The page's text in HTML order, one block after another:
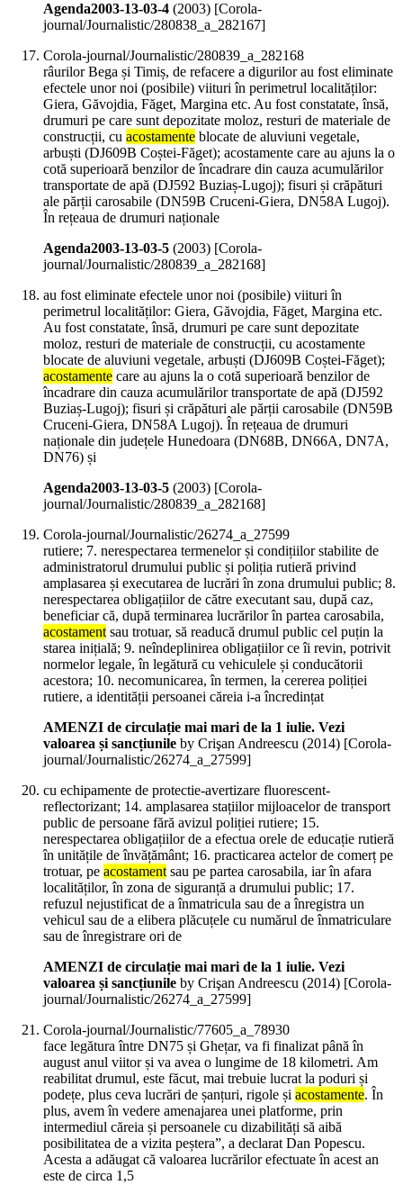
Agenda2003-13-03-4 (2003) [Corola-
journal/Journalistic/280838_a_282167]
Corola-journal/Journalistic/280839_a_282168
râurilor Bega și Timiș, de refacere a digurilor au fost eliminate
efectele unor noi (posibile) viituri în perimetrul localităților:
Giera, Găvojdia, Făget, Margina etc. Au fost constatate, însă,
drumuri pe care sunt depozitate moloz, resturi de materiale de
construcții, cu acostamente blocate de aluviuni vegetale,
arbuști (DJ609B Coștei-Făget); acostamente care au ajuns la o
cotă superioară benzilor de încadrare din cauza acumulărilor
transportate de apă (DJ592 Buziaș-Lugoj); fisuri și crăpături
ale părții carosabile (DN59B Cruceni-Giera, DN58A Lugoj).
În rețeaua de drumuri naționale
Agenda2003-13-03-5 (2003) [Corola-
journal/Journalistic/280839_a_282168]
au fost eliminate efectele unor noi (posibile) viituri în
perimetrul localităților: Giera, Găvojdia, Făget, Margina etc.
Au fost constatate, însă, drumuri pe care sunt depozitate
moloz, resturi de materiale de construcții, cu acostamente
blocate de aluviuni vegetale, arbuști (DJ609B Coștei-Făget);
acostamente care au ajuns la o cotă superioară benzilor de
încadrare din cauza acumulărilor transportate de apă (DJ592
Buziaș-Lugoj); fisuri și crăpături ale părții carosabile (DN59B
Cruceni-Giera, DN58A Lugoj). În rețeaua de drumuri
naționale din județele Hunedoara (DN68B, DN66A, DN7A,
DN76) și
Agenda2003-13-03-5 (2003) [Corola-
journal/Journalistic/280839_a_282168]
Corola-journal/Journalistic/26274_a_27599
rutiere; 7. nerespectarea termenelor și condițiilor stabilite de
administratorul drumului public și poliția rutieră privind
amplasarea și executarea de lucrări în zona drumului public; 8.
nerespectarea obligațiilor de către executant sau, după caz,
beneficiar că, după terminarea lucrărilor în partea carosabila,
acostamentsau trotuar, să readucă drumul public cel puțin la
starea inițială; 9. neîndeplinirea obligațiilor ce îi revin, potrivit
normelor legale, în legătură cu vehiculele și conducătorii
acestora; 10. necomunicarea, în termen, la cererea poliției
rutiere, a identității persoanei căreia i-a încredințat
AMENZI de circulație mai mari de la 1 iulie. Vezi
valoarea și sancțiunile by Crişan Andreescu (2014) [Corola-
journal/Journalistic/26274_a_27599]
cu echipamente de protectie-avertizare fluorescent-
reflectorizant; 14. amplasarea stațiilor mijloacelor de transport
public de persoane fără avizul poliției rutiere; 15.
nerespectarea obligațiilor de a efectua orele de educație rutieră
în unitățile de învățământ; 16. practicarea actelor de comerț pe
trotuar, pe acostamentsau pe partea carosabila, iar în afara
localităților, în zona de siguranță a drumului public; 17.
refuzul nejustificat de a înmatricula sau de a înregistra un
vehicul sau de a elibera plăcuțele cu numărul de înmatriculare
sau de înregistrare ori de
AMENZI de circulație mai mari de la 1 iulie. Vezi
valoarea și sancțiunile by Crişan Andreescu (2014) [Corola-
journal/Journalistic/26274_a_27599]
Corola-journal/Journalistic/77605_a_78930
face legătura între DN75 și Ghețar, va fi finalizat până în
august anul viitor și va avea o lungime de 18 kilometri. Am
reabilitat drumul, este făcut, mai trebuie lucrat la poduri și
podețe, plus ceva lucrări de șanțuri, rigole și acostamente. În
plus, avem în vedere amenajarea unei platforme, prin
intermediul căreia și persoanele cu dizabilități să aibă
posibilitatea de a vizita peștera”, a declarat Dan Popescu.
Acesta a adăugat că valoarea lucrărilor efectuate în acest an
este de circa 1,5